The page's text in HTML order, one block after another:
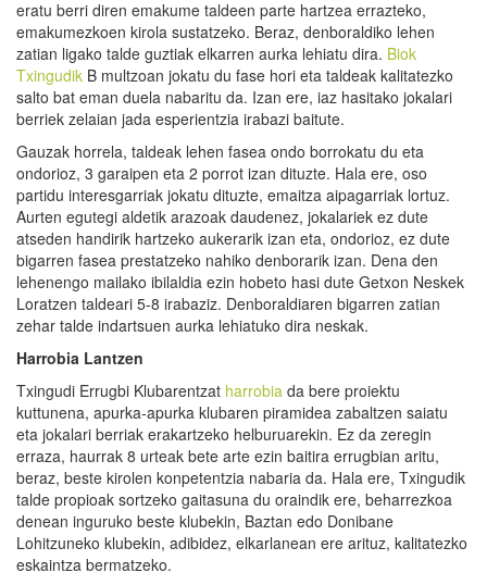
eratu berri diren emakume taldeen parte hartzea errazteko,
emakumezkoen kirola sustatzeko. Beraz, denboraldiko lehen
zatian ligako talde guztiak elkarren aurka lehiatu dira. Biok
Txingudik B multzoan jokatu du fase hori eta taldeak kalitatezko
salto bat eman duela nabaritu da. Izan ere, iaz hasitako jokalari
berriek zelaian jada esperientzia irabazi baitute.
Gauzak horrela, taldeak lehen fasea ondo borrokatu du eta
ondorioz, 3 garaipen eta 2 porrot izan dituzte. Hala ere, oso
partidu interesgarriak jokatu dituzte, emaitza aipagarriak lortuz.
Aurten egutegi aldetik arazoak daudenez, jokalariek ez dute
atseden handirik hartzeko aukerarik izan eta, ondorioz, ez dute
bigarren fasea prestatzeko nahiko denborarik izan. Dena den
lehenengo mailako ibilaldia ezin hobeto hasi dute Getxon Neskek
Loratzen taldeari 5-8 irabaziz. Denboraldiaren bigarren zatian
zehar talde indartsuen aurka lehiatuko dira neskak.
Harrobia Lantzen
Txingudi Errugbi Klubarentzat harrobia da bere proiektu
kuttunena, apurka-apurka klubaren piramidea zabaltzen saiatu
eta jokalari berriak erakartzeko helburuarekin. Ez da zeregin
erraza, haurrak 8 urteak bete arte ezin baitira errugbian aritu,
beraz, beste kirolen konpetentzia nabaria da. Hala ere, Txingudik
talde propioak sortzeko gaitasuna du oraindik ere, beharrezkoa
denean inguruko beste klubekin, Baztan edo Donibane
Lohitzuneko klubekin, adibidez, elkarlanean ere arituz, kalitatezko
eskaintza bermatzeko.